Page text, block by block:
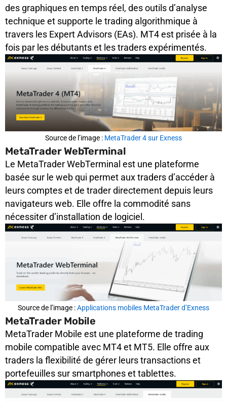
des graphiques en temps réel, des outils d’analyse
technique et supporte le trading algorithmique à
travers les Expert Advisors (EAs). MT4 est prisée à la
fois par les débutants et les traders expérimentés.
Source de l’image : MetaTrader 4 sur Exness
MetaTrader WebTerminal
Le MetaTrader WebTerminal est une plateforme
basée sur le web qui permet aux traders d’accéder à
leurs comptes et de trader directement depuis leurs
navigateurs web. Elle offre la commodité sans
nécessiter d’installation de logiciel.
Source de l’image :Applications mobiles MetaTrader d’Exness
MetaTrader Mobile
MetaTrader Mobile est une plateforme de trading
mobile compatible avec MT4 et MT5. Elle offre aux
traders la flexibilité de gérer leurs transactions et
portefeuilles sur smartphones et tablettes.